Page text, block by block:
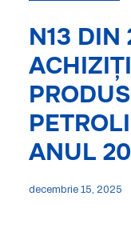
N13 DIN
ANUL
decembrie 15, 2025